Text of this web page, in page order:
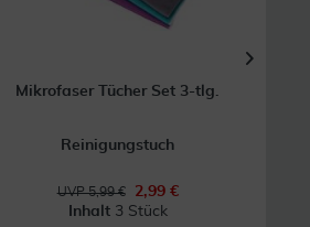
Mikrofaser Tücher Set 3-tlg.
Reinigungstuch
UVP 5,99 €
2,99 €
Inhalt 3 Stück